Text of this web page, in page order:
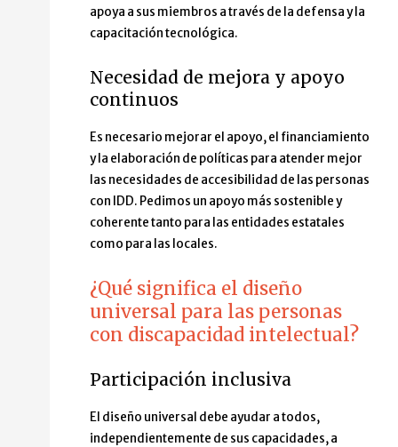
apoya a sus miembros a través de la defensa y la
capacitación tecnológica.
Necesidad de mejora y apoyo
continuos
Es necesario mejorar el apoyo, el financiamiento
y la elaboración de políticas para atender mejor
las necesidades de accesibilidad de las personas
con IDD. Pedimos un apoyo más sostenible y
coherente tanto para las entidades estatales
como para las locales.
¿Qué significa el diseño
universal para las personas
con discapacidad intelectual?
Participación inclusiva
El diseño universal debe ayudar a todos,
independientemente de sus capacidades, a